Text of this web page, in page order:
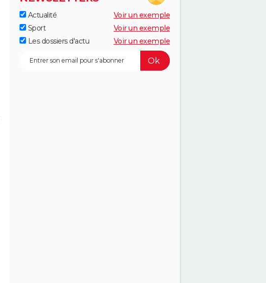
Actualité
Voir un exemple
Sport
Voir un exemple
Les dossiers d'actu
Voir un exemple